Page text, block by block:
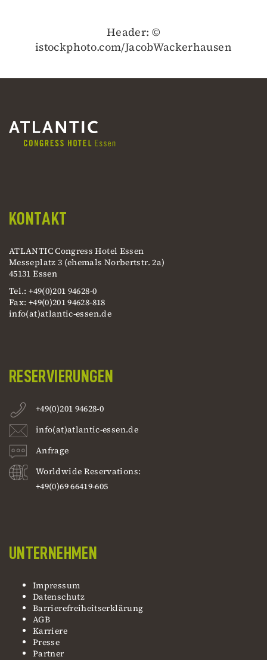
Header: ©
istockphoto.com/JacobWackerhausen
KONTAKT
ATLANTIC Congress Hotel Essen
Messeplatz 3 (ehemals Norbertstr. 2a)
45131 Essen
Tel.: +49(0)201 94628-0
Fax: +49(0)201 94628-818
info(at)atlantic-essen.de
RESERVIERUNGEN
+49(0)201 94628-0
info(at)atlantic-essen.de
Anfrage
Worldwide Reservations:
+49(0)69 66419-605
UNTERNEHMEN
Impressum
Datenschutz
Barrierefreiheitserklärung
AGB
Karriere
Presse
Partner